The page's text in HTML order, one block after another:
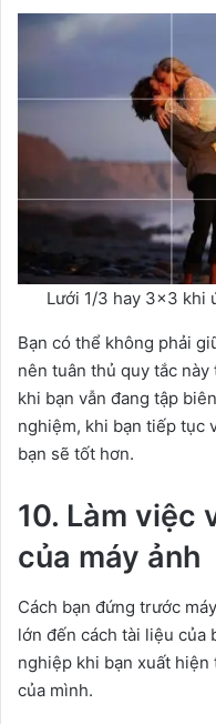
Lưới 1/3 hay 3×3 khi
Bạn có thể không phải
nên tuân thủ quy tắc
khi bạn vẫn đang tập
nghiệm, khi bạn tiếp tục
bạn sẽ tốt hơn.
10. Làm việc
của máy ảnh
Cách bạn đứng trước
lớn đến cách tài liệu của
nghiệp khi bạn xuất
của mình.